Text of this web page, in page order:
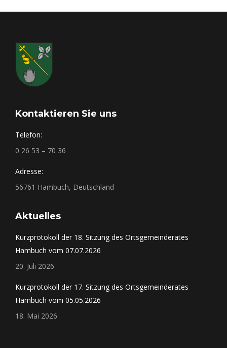
Kontaktieren Sie uns
Telefon:
0 26 53 – 70 36
Adresse:
56761 Hambuch, Deutschland
Aktuelles
Kurzprotokoll der 18. Sitzung des Ortsgemeinderates
Hambuch vom 07.07.2026
20. Juli 2026
Kurzprotokoll der 17. Sitzung des Ortsgemeinderates
Hambuch vom 05.05.2026
18. Mai 2026